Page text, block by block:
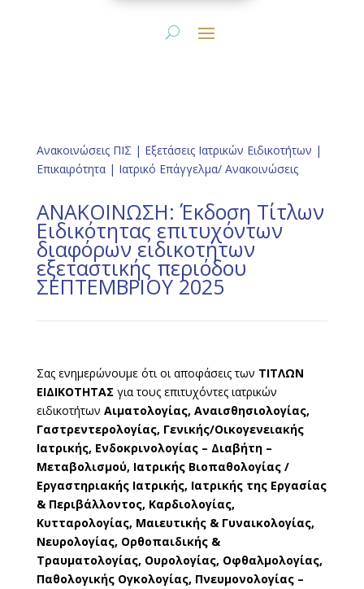
Ανακοινώσεις ΠΙΣ | Εξετάσεις Ιατρικών Ειδικοτήτων |
Επικαιρότητα| Ιατρικό Επάγγελμα/ Ανακοινώσεις
ΑΝΑΚΟΙΝΩΣΗ: Έκδοση Τίτλων
Ειδικότητας επιτυχόντων
διαφόρων ειδικοτήτων
εξεταστικής περιόδου
ΣΕΠΤΕΜΒΡΙΟΥ 2025
Σας ενημερώνουμε ότι οι αποφάσεις των ΤΙΤΛΩΝ
ΕΙΔΙΚΟΤΗΤΑΣ για τους επιτυχόντες ιατρικών
ειδικοτήτων Αιματολογίας, Αναισθησιολογίας,
Γαστρεντερολογίας, Γενικής/Οικογενειακής
Ιατρικής, Ενδοκρινολογίας – Διαβήτη –
Μεταβολισμού, Ιατρικής Βιοπαθολογίας /
Εργαστηριακής Ιατρικής, Ιατρικής της Εργασίας
& Περιβάλλοντος, Καρδιολογίας,
Κυτταρολογίας, Μαιευτικής & Γυναικολογίας,
Νευρολογίας, Ορθοπαιδικής &
Τραυματολογίας, Ουρολογίας, Οφθαλμολογίας,
Παθολογικής Ογκολογίας, Πνευμονολογίας –